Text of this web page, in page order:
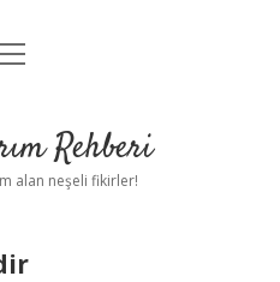
UyarıRehberi
alan neşeli fikirler!